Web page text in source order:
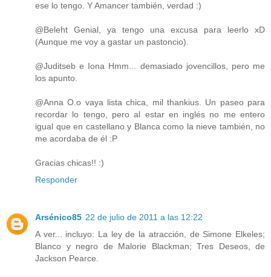
ese lo tengo. Y Amancer también, verdad :)
@Beleht Genial, ya tengo una excusa para leerlo xD
(Aunque me voy a gastar un pastoncio).
@Juditseb e Iona Hmm... demasiado jovencillos, pero me
los apunto.
@Anna O.o vaya lista chica, mil thankius. Un paseo para
recordar lo tengo, pero al estar en inglés no me entero
igual que en castellano y Blanca como la nieve también, no
me acordaba de él :P
Gracias chicas!! :)
Responder
Arsénico85 22 de julio de 2011 a las 12:22
A ver... incluyo: La ley de la atracción, de Simone Elkeles;
Blanco y negro de Malorie Blackman; Tres Deseos, de
Jackson Pearce.